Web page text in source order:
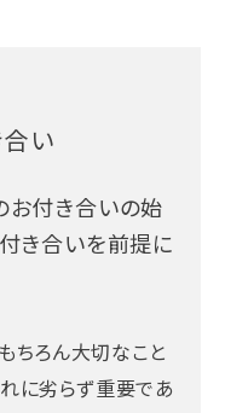
い
お付き合いの始
き合いを前提に
ちろん大切なこと
に劣らず重要であ